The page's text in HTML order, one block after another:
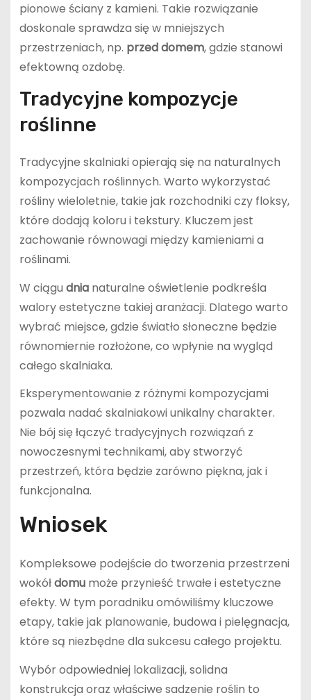
pionowe ściany z kamieni. Takie rozwiązanie
doskonale sprawdza się w mniejszych
przestrzeniach, np. przed domem, gdzie stanowi
efektowną ozdobę.
Tradycyjne kompozycje
roślinne
Tradycyjne skalniaki opierają się na naturalnych
kompozycjach roślinnych. Warto wykorzystać
rośliny wieloletnie, takie jak rozchodniki czy floksy,
które dodają koloru i tekstury. Kluczem jest
zachowanie równowagi między kamieniami a
roślinami.
W ciągu dnianaturalne oświetlenie podkreśla
walory estetyczne takiej aranżacji. Dlatego warto
wybrać miejsce, gdzie światło słoneczne będzie
równomiernie rozłożone, co wpłynie na wygląd
całego skalniaka.
Eksperymentowanie z różnymi kompozycjami
pozwala nadać skalniakowi unikalny charakter.
Nie bój się łączyć tradycyjnych rozwiązań z
nowoczesnymi technikami, aby stworzyć
przestrzeń, która będzie zarówno piękna, jak i
funkcjonalna.
Wniosek
Kompleksowe podejście do tworzenia przestrzeni
wokółdomumoże przynieść trwałe i estetyczne
efekty. W tym poradniku omówiliśmy kluczowe
etapy, takie jak planowanie, budowa i pielęgnacja,
które są niezbędne dla sukcesu całego projektu.
Wybór odpowiedniej lokalizacji, solidna
konstrukcja oraz właściwe sadzenie roślin to